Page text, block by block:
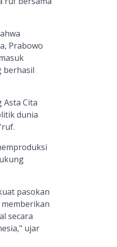
Prabowo
berhasil
Cita
dunia
pasokan
secara
ujar